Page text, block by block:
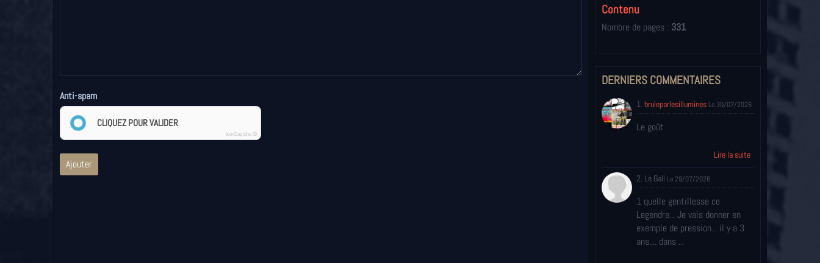
Anti-spam
CLIQUEZ POUR VALIDER
IconCaptcha ©
Ajouter
Contenu
Nombre de pages : 331
DERNIERS COMMENTAIRES
1. bruleparlesillumines Le 30/07/2026
Le goût
Lire la suite
2. Le Gall Le 29/07/2026
1 quelle gentillesse ce
Legendre... Je vais donner en
exemple de pression... il y a 3
ans.... dans ...